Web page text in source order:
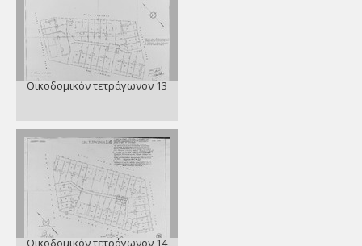
Οικοδομικόν τετράγωνον 13
Οικοδομικόν τετράγωνον 14